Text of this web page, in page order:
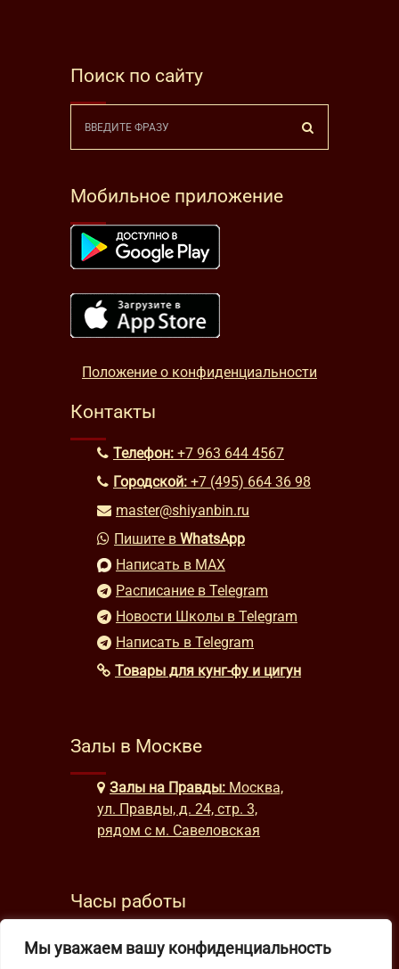
Мы уважаем вашу конфиденциальность
Поиск по сайту
Мобильное приложение
Положение о конфиденциальности
Контакты
Телефон: +7 963 644 4567
Городской: +7 (495) 664 36 98
master@shiyanbin.ru
Пишите в WhatsApp
Написать в MAX
Расписание в Telegram
Новости Школы в Telegram
Написать в Telegram
Товары для кунг-фу и цигун
Залы в Москве
Залы на Правды: Москва,
ул. Правды, д. 24, стр. 3,
рядом с м. Савеловская
Часы работы
будни: с 9:00 до 22:00